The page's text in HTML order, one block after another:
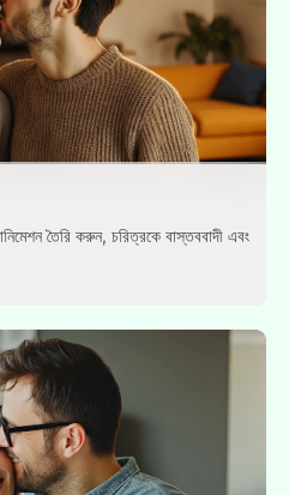
তৈরি করুন, চরিত্রকে বাস্তববাদী এবং